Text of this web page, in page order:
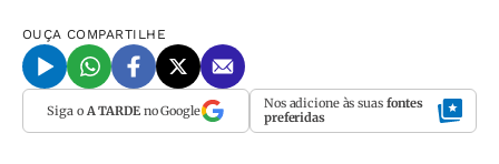
OUÇA COMPARTILHE
Siga o A TARDEno Google Nos adicione às suas fontes
preferidas